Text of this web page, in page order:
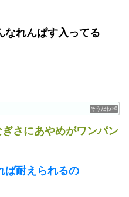
なれんぱす入ってる
0
さにあやめがワンパン
ば耐えられるの